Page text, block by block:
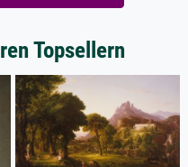
Topsellern